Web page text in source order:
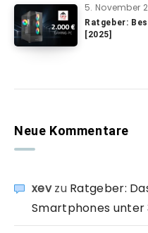
5. November
Ratgeber:
[2025]
Neue Kommentare
xevzu Ratgeber:
Smartphones unter